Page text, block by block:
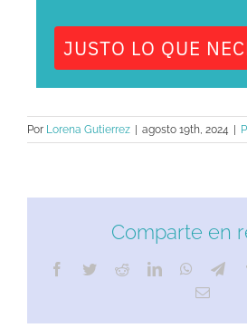
JUSTO LO QUE
Por Lorena Gutierrez agosto 19th, 2024
Comparte en